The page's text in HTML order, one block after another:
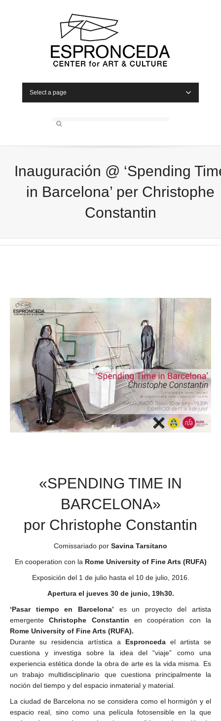
Select a page
Inauguración @ ‘Spending
in Barcelona’ per Christophe
Constantin
«SPENDING TIME IN
BARCELONA»
por Christophe Constantin
Comissariado por Savina Tarsitano
En cooperation con la Rome University of Fine Arts (RUFA)
Exposición del 1 de julio hasta el 10 de julio, 2016.
Apertura el jueves 30 de junio, 19h30.
‘Pasar tiempo en Barcelona’ es un proyecto del artista
emergenteChristophe Constantin en coopération con la
Rome University of Fine Arts (RUFA).
Durante su residencia artística a Espronceda el artista se
cuestiona y investiga sobre la idea del “viaje” como una
experiencia estética donde la obra de arte es la vida misma. Es
un trabajo multidisciplinario que cuestiona principalmente la
noción del tiempo y del espacio inmaterial y material.
La ciudad de Barcelona no se considera como el hormigón y el
espacio real, sino como una película fotosensible en la que